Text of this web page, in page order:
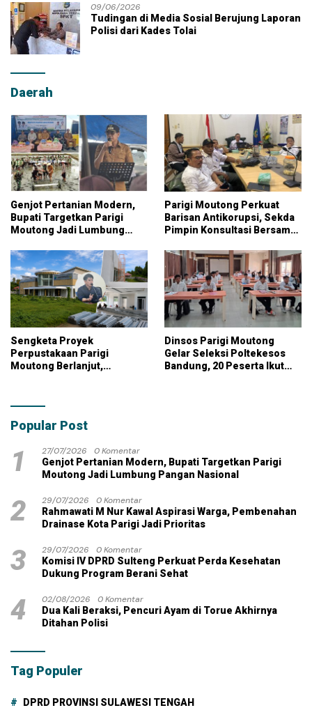
09/06/2026
Tudingan di Media Sosial Berujung Laporan
Polisi dari Kades Tolai
Daerah
Genjot Pertanian Modern,
Bupati Targetkan Parigi
Moutong Jadi Lumbung
Parigi Moutong Perkuat
Barisan Antikorupsi, Sekda
Pimpin Konsultasi Bersama
Sengketa Proyek
Perpustakaan Parigi
Moutong Berlanjut,
dengan Dana Pribadi
Dinsos Parigi Moutong
Gelar Seleksi Poltekesos
Bandung, 20 Peserta Ikut
Popular Post
1 27/07/2026
0 Komentar
Genjot Pertanian Modern, Bupati Targetkan Parigi
Moutong Jadi Lumbung Pangan Nasional
2 29/07/2026
0 Komentar
Rahmawati M Nur Kawal Aspirasi Warga, Pembenahan
Drainase Kota Parigi Jadi Prioritas
3 29/07/2026
0 Komentar
Komisi IV DPRD Sulteng Perkuat Perda Kesehatan
Dukung Program Berani Sehat
4 02/08/2026
0 Komentar
Dua Kali Beraksi, Pencuri Ayam di Torue Akhirnya
Ditahan Polisi
Tag Populer
DPRD PROVINSI SULAWESI TENGAH